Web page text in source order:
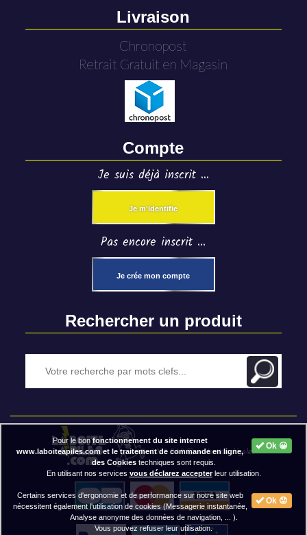
Livraison
Chronopost
Retrait Gratuit en Magasin
Compte
Je suis déjà inscrit ...
Je m'identifie
Pas encore inscrit ...
Je crée mon compte
Rechercher un produit
2020 BAP ⓒ - Mentions légales
Ok 😀
Pour le bonfonctionnement du site internet
www.laboiteapiles.com et le traitement de commande en ligne,
des Cookiestechniques sont requis.
En utilisant nos services vous déclarez accepterleur utilisation.
Ok 😟
Certains services d'ergonomie et de performance sur notre site web
nécessitent également l'utilisation de cookies (Messagerie instantanée,
Analyse anonyme des données de navigation, ... ).
Vous pouvez refuser leur utilisation.